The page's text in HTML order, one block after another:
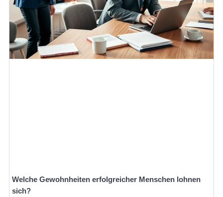
Welche Gewohnheiten erfolgreicher Menschen lohnen
sich?